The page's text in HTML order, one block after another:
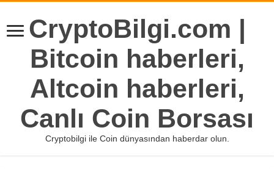
CryptoBilgi.com |
Bitcoin haberleri,
Altcoin haberleri,
Canlı Coin Borsası
Cryptobilgi ile Coin dünyasından haberdar olun.